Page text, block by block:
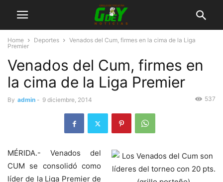
Home Deportes
Venados del Cum, firmes en la cima de la Liga
Premier
Venados del Cum, firmes en
la cima de la Liga Premier
By admin - 9 diciembre, 2014 537
MÉRIDA.- Venados del
CUM se consolidó como
líder de la Liga Premier de